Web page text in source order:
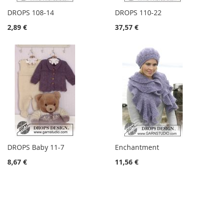
DROPS 108-14
2,89 €
DROPS 110-22
37,57 €
DROPS Baby 11-7
8,67 €
Enchantment
11,56 €